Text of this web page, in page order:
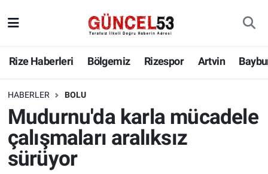
Rize Haberleri Bölgemiz Rizespor Artvin
HABERLER BOLU
Mudurnu'da karla mücadele
çalışmaları aralıksız
sürüyor